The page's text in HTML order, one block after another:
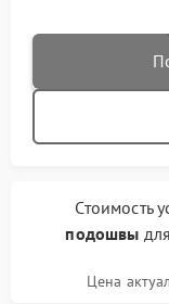
Стоимость
подошвы
Цена